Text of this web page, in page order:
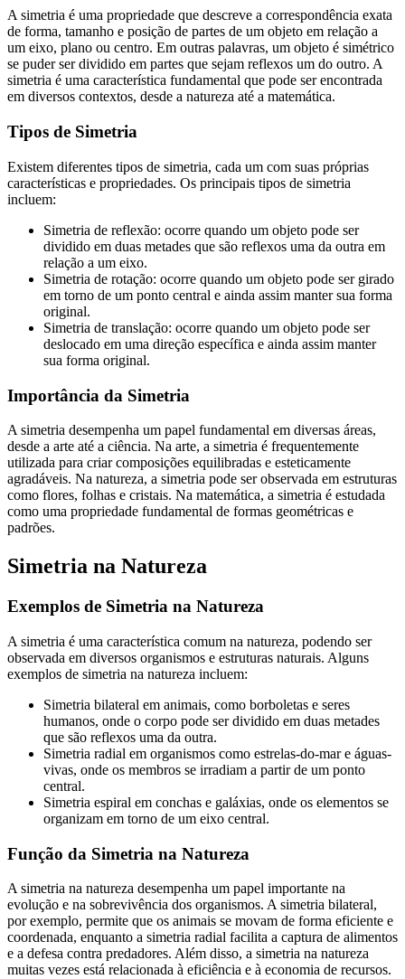
A simetria é uma propriedade que descreve a correspondência exata
de forma, tamanho e posição de partes de um objeto em relação a
um eixo, plano ou centro. Em outras palavras, um objeto é simétrico
se puder ser dividido em partes que sejam reflexos um do outro. A
simetria é uma característica fundamental que pode ser encontrada
em diversos contextos, desde a natureza até a matemática.
Tipos de Simetria
Existem diferentes tipos de simetria, cada um com suas próprias
características e propriedades. Os principais tipos de simetria
incluem:
Simetria de reflexão: ocorre quando um objeto pode ser
dividido em duas metades que são reflexos uma da outra em
relação a um eixo.
Simetria de rotação: ocorre quando um objeto pode ser girado
em torno de um ponto central e ainda assim manter sua forma
original.
Simetria de translação: ocorre quando um objeto pode ser
deslocado em uma direção específica e ainda assim manter
sua forma original.
Importância da Simetria
A simetria desempenha um papel fundamental em diversas áreas,
desde a arte até a ciência. Na arte, a simetria é frequentemente
utilizada para criar composições equilibradas e esteticamente
agradáveis. Na natureza, a simetria pode ser observada em estruturas
como flores, folhas e cristais. Na matemática, a simetria é estudada
como uma propriedade fundamental de formas geométricas e
padrões.
Simetria na Natureza
Exemplos de Simetria na Natureza
A simetria é uma característica comum na natureza, podendo ser
observada em diversos organismos e estruturas naturais. Alguns
exemplos de simetria na natureza incluem:
Simetria bilateral em animais, como borboletas e seres
humanos, onde o corpo pode ser dividido em duas metades
que são reflexos uma da outra.
Simetria radial em organismos como estrelas-do-mar e águas-
vivas, onde os membros se irradiam a partir de um ponto
central.
Simetria espiral em conchas e galáxias, onde os elementos se
organizam em torno de um eixo central.
Função da Simetria na Natureza
A simetria na natureza desempenha um papel importante na
evolução e na sobrevivência dos organismos. A simetria bilateral,
por exemplo, permite que os animais se movam de forma eficiente e
coordenada, enquanto a simetria radial facilita a captura de alimentos
e a defesa contra predadores. Além disso, a simetria na natureza
muitas vezes está relacionada à eficiência e à economia de recursos.